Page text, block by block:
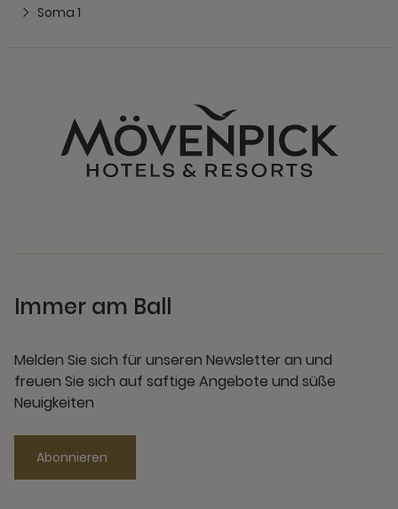
Soma 1
Immer am Ball
Melden Sie sich für unseren Newsletter an und
freuen Sie sich auf saftige Angebote und süße
Neuigkeiten
Abonnieren